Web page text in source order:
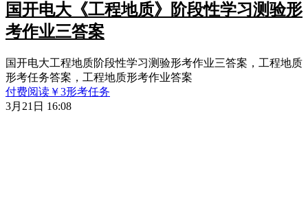
国开电大《工程地质》阶段性学习测验形
考作业三答案
国开电大工程地质阶段性学习测验形考作业三答案，工程地质
形考任务答案，工程地质形考作业答案
付费阅读 ￥3形考任务
3月21日 16:08